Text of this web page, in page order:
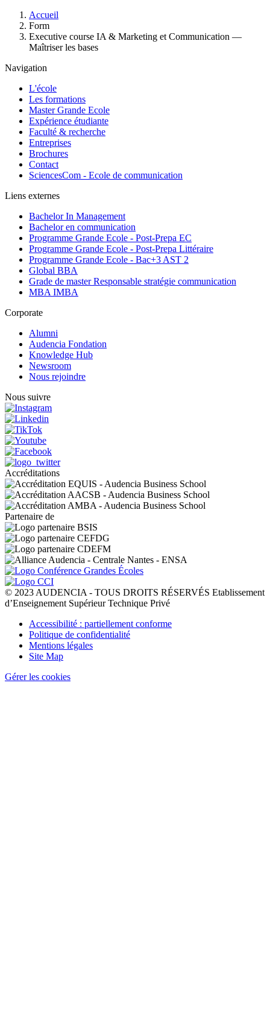
d'Ariane
Accueil
Form
Executive course IA & Marketing et Communication —
Maîtriser les bases
Navigation
L'école
Les formations
Master Grande Ecole
Expérience étudiante
Faculté & recherche
Entreprises
Brochures
Contact
SciencesCom - Ecole de communication
Liens externes
Bachelor In Management
Bachelor en communication
Programme Grande Ecole - Post-Prepa EC
Programme Grande Ecole - Post-Prepa Littéraire
Programme Grande Ecole - Bac+3 AST 2
Global BBA
Grade de master Responsable stratégie communication
MBA IMBA
Corporate
Alumni
Audencia Fondation
Knowledge Hub
Newsroom
Nous rejoindre
Nous suivre
Accréditations
Partenaire de
© 2023 AUDENCIA - TOUS DROITS RÉSERVÉS Etablissement
d’Enseignement Supérieur Technique Privé
Pied
page
Accessibilité : partiellement conforme
Politique de confidentialité
Mentions légales
Site Map
Gérer les cookies